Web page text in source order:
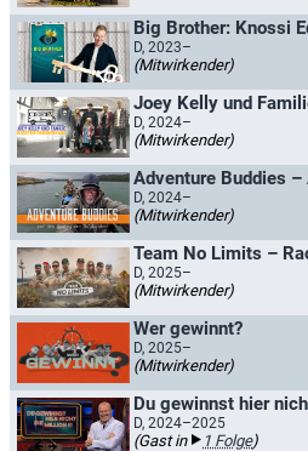
Big Brother: Knossi
D, 2023–
(Mitwirkender)
D, 2024–
(Mitwirkender)
D, 2024–
(Mitwirkender)
Team No Limits –
D, 2025–
(Mitwirkender)
Wer gewinnt?
D, 2025–
(Mitwirkender)
D, 2024–2025
(Gast in 1 Folge)